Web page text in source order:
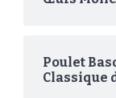
Poulet
Classique